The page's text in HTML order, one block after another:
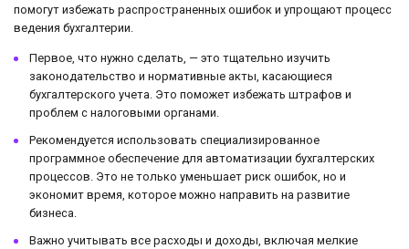
помогут избежать распространенных ошибок и упрощают процесс
ведения бухгалтерии.
Первое, что нужно сделать, — это тщательно изучить
законодательство и нормативные акты, касающиеся
бухгалтерского учета. Это поможет избежать штрафов и
проблем с налоговыми органами.
Рекомендуется использовать специализированное
программное обеспечение для автоматизации бухгалтерских
процессов. Это не только уменьшает риск ошибок, но и
экономит время, которое можно направить на развитие
бизнеса.
Важно учитывать все расходы и доходы, включая мелкие